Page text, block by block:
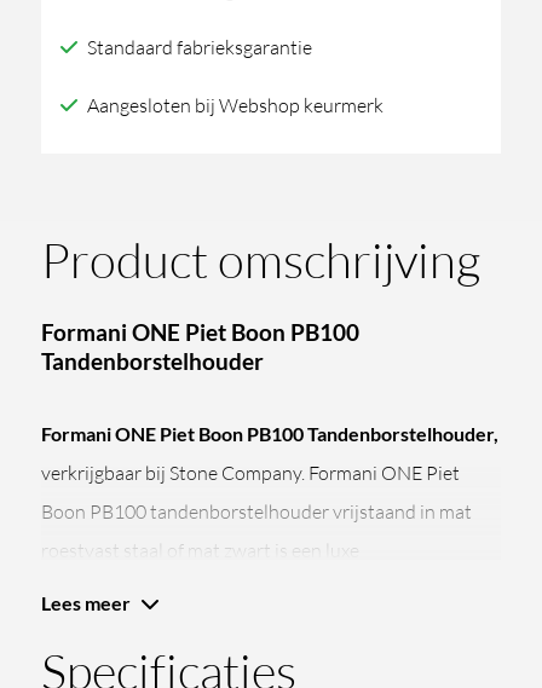
Standaard fabrieksgarantie
Aangesloten bij Webshop keurmerk
Product omschrijving
Formani ONE Piet Boon PB100
Tandenborstelhouder
Formani ONE Piet Boon PB100 Tandenborstelhouder,
verkrijgbaar bij Stone Company. Formani ONE Piet
Boon PB100 tandenborstelhouder vrijstaand in mat
roestvast staal of mat zwart is een luxe
en stijlvolle toiletruimtes.
Lees meer
Specificaties